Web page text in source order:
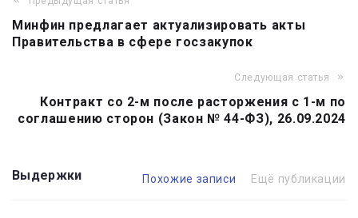
Навигация
по
записям
Минфин предлагает актуализировать акты
Правительства в сфере госзакупок
Следующая статья
Контракт со 2-м после расторжения с 1-м по
соглашению сторон (Закон № 44-ФЗ), 26.09.2024
Выдержки Похожие записи Ещё публикации